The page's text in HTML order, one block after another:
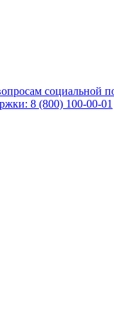
социальной
8 (800) 100-00-01